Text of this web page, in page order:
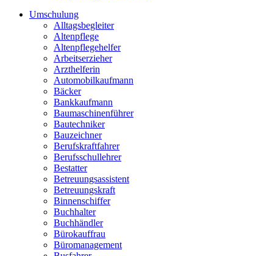
Umschulung
Alltagsbegleiter
Altenpflege
Altenpflegehelfer
Arbeitserzieher
Arzthelferin
Automobilkaufmann
Bäcker
Bankkaufmann
Baumaschinenführer
Bautechniker
Bauzeichner
Berufskraftfahrer
Berufsschullehrer
Bestatter
Betreuungsassistent
Betreuungskraft
Binnenschiffer
Buchhalter
Buchhändler
Bürokauffrau
Büromanagement